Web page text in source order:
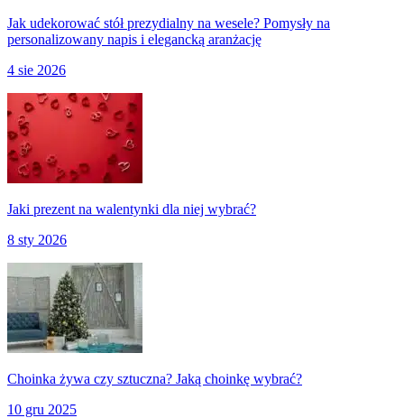
Jak udekorować stół prezydialny na wesele? Pomysły na
personalizowany napis i elegancką aranżację
4 sie 2026
Jaki prezent na walentynki dla niej wybrać?
8 sty 2026
Choinka żywa czy sztuczna? Jaką choinkę wybrać?
10 gru 2025